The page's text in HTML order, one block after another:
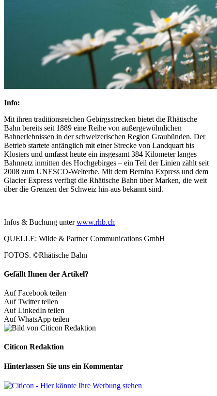
Info:
Mit ihren traditionsreichen Gebirgsstrecken bietet die Rhätische
Bahn bereits seit 1889 eine Reihe von außergewöhnlichen
Bahnerlebnissen in der schweizerischen Region Graubünden. Der
Betrieb startete anfänglich mit einer Strecke von Landquart bis
Klosters und umfasst heute ein insgesamt 384 Kilometer langes
Bahnnetz inmitten des Hochgebirges – ein Teil der Linien zählt seit
2008 zum UNESCO-Welterbe. Mit dem Bernina Express und dem
Glacier Express verfügt die Rhätische Bahn über Marken, die weit
über die Grenzen der Schweiz hin-aus bekannt sind.
Infos & Buchung unterwww.rhb.ch
QUELLE: Wilde & Partner Communications GmbH
FOTOS. ©Rhätische Bahn
Gefällt Ihnen der Artikel?
Auf Facebook teilen
Auf Twitter teilen
Auf LinkedIn teilen
Auf WhatsApp teilen
Citicon Redaktion
Hinterlassen Sie uns ein Kommentar